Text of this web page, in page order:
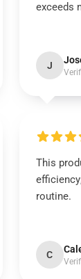
exceeds
J
This
routine.
C